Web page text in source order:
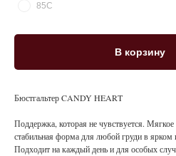
85C
В корзину
Бюстгальтер CANDY HEART
Поддержка, которая не чувствуется.
стабильная форма для любой груди в
Подходит на каждый день и для особых